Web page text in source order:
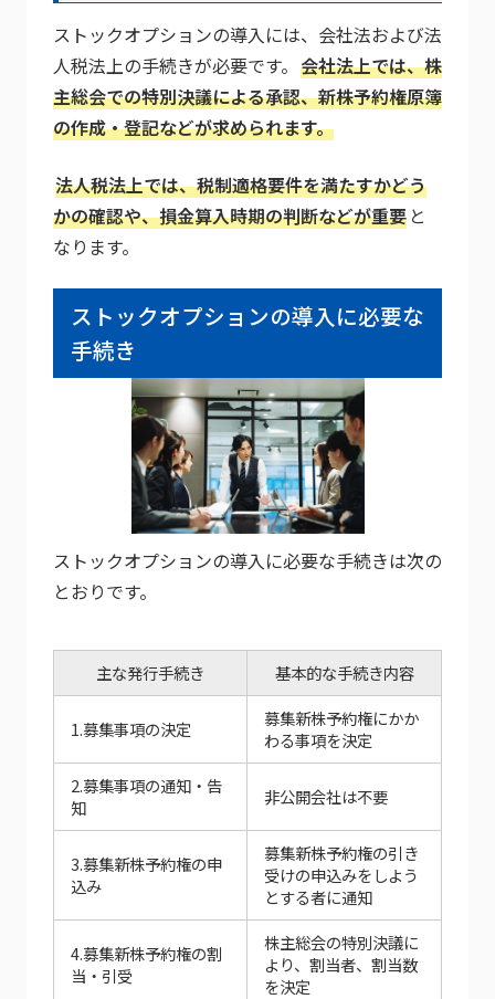
ストックオプションの導入には、会社法および法
人税法上の手続きが必要です。 会社法上では、株
主総会での特別決議による承認、新株予約権原簿
の作成・登記などが求められます。
法人税法上では、税制適格要件を満たすかどう
かの確認や、損金算入時期の判断などが重要 と
なります。
ストックオプションの導入に必要な
手続き
ストックオプションの導入に必要な手続きは次の
とおりです。
主な発行手続き 基本的な手続き内容
1.募集事項の決定
募集新株予約権にかか
わる事項を決定
2.募集事項の通知・告
知
非公開会社は不要
3.募集新株予約権の申
込み
募集新株予約権の引き
受けの申込みをしよう
とする者に通知
4.募集新株予約権の割
当・引受
株主総会の特別決議に
より、割当者、割当数
を決定